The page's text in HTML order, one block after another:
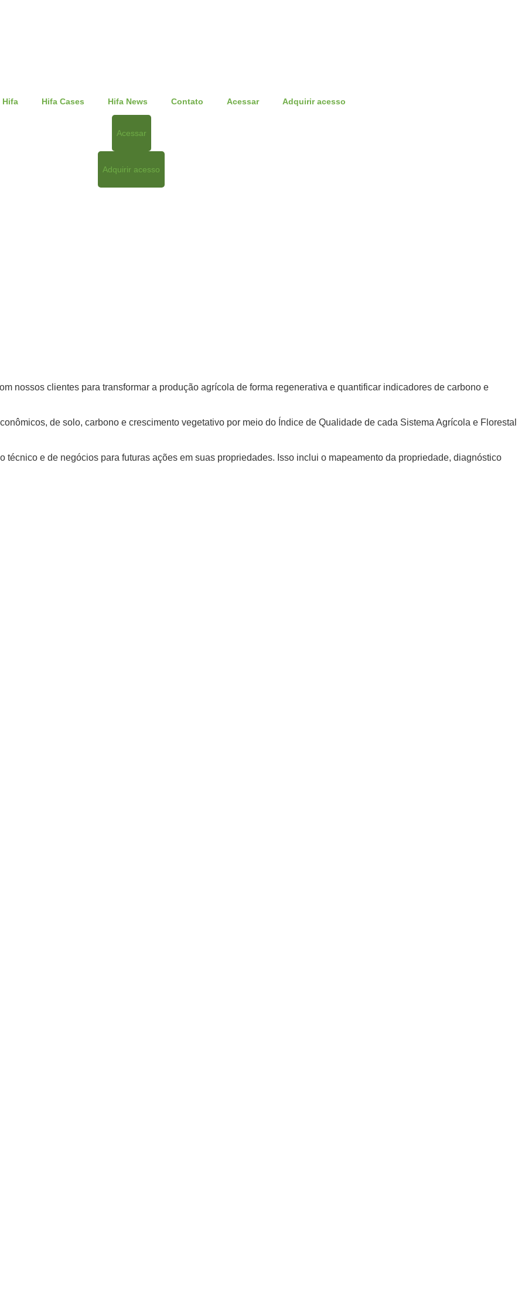
Hifa Hifa Cases Hifa News Contato Acessar Adquirir acesso
Acessar
Adquirir acesso
nossos clientes para transformar a produção agrícola de forma regenerativa e quantificar indicadores de carbono e
de solo, carbono e crescimento vegetativo por meio do Índice de Qualidade de cada Sistema Agrícola e Florestal
técnico e de negócios para futuras ações em suas propriedades. Isso inclui o mapeamento da propriedade, diagnóstico